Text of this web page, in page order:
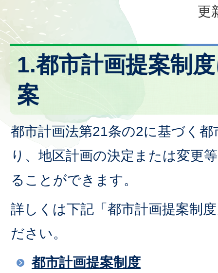
更
1.都市計画提案制
案
都市計画法第21条の2に基づく
り、地区計画の決定または変更
ることができます。
詳しくは下記「都市計画提案制
ださい。
都市計画提案制度